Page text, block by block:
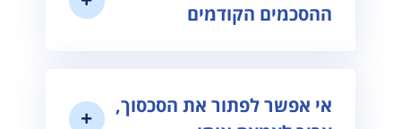
ההסכמים הקודמים
אי אפשר לפתור את הסכסוך,